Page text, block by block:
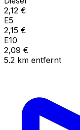
2,12 €
E5
2,15 €
E10
2,09 €
5.2 km entfernt